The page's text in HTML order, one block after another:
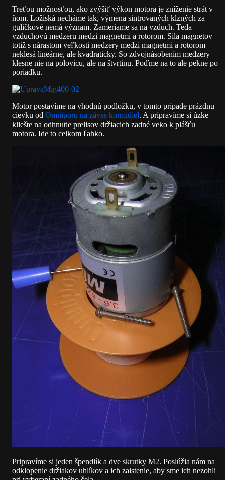
Treťou možnosťou, ako zvýšiť výkon motora je zníženie strát v
ňom. Ložiská necháme tak, výmena sintrovaných klzných za
guličkové nemá význam. Zameriame sa na vzduch. Teda
vzduchovú medzeru medzi magnetmi a rotorom. Sila magnetov
totiž s nárastom veľkosti medzery medzi magnetmi a rotorom
neklesá lineárne, ale kvadraticky. So zdvojnásobením medzery
klesne nie na polovicu, ale na štvrtinu. Poďme na to ale pekne po
poriadku.
Motor postavíme na vhodnú podložku, v tomto prípade prázdnu
cievku od Omniporu na záves kormidiel. A pripravíme si úzke
kliešte na odhnutie prelisov držiacich zadné veko k plášťu
motora. Ide to celkom ľahko.
Pripravíme si jeden špendlík a dve skrutky M2. Poslúžia nám na
odklopenie držiakov uhlíkov a ich zaistenie, aby sme ich nezohli